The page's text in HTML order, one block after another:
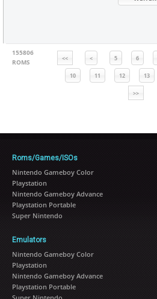
155806
ROMS
<< < 5 6
10 11 12 13
>>
Roms/Games/ISOs
Nintendo Gameboy Color
Playstation
Nintendo Gameboy Advance
Playstation Portable
Super Nintendo
Emulators
Nintendo Gameboy Color
Playstation
Nintendo Gameboy Advance
Playstation Portable